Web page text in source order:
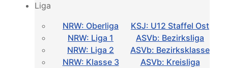
Liga
NRW: Oberliga
KSJ: U12 Staffel Ost
NRW: Liga 1
ASVb: Bezirksliga
NRW: Liga 2
ASVb: Bezirksklasse
NRW: Klasse 3
ASVb: Kreisliga